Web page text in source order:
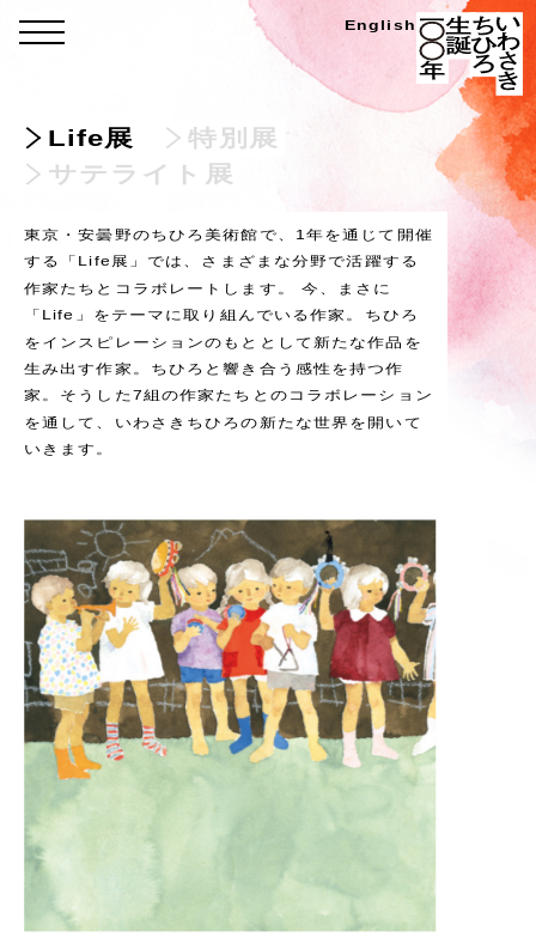
to
い
わ
さ
き
ち
ひ
100
English
menu
展
示
Life展 特別展
サテライト展
東京・安曇野のちひろ美術館で、1年を通じて開催
する「Life展」では、さまざまな分野で活躍する
作家たちとコラボレートします。 今、まさに
「Life」をテーマに取り組んでいる作家。ちひろ
をインスピレーションのもととして新たな作品を
生み出す作家。ちひろと響き合う感性を持つ作
家。そうした7組の作家たちとのコラボレーション
を通して、いわさきちひろの新たな世界を開いて
いきます。